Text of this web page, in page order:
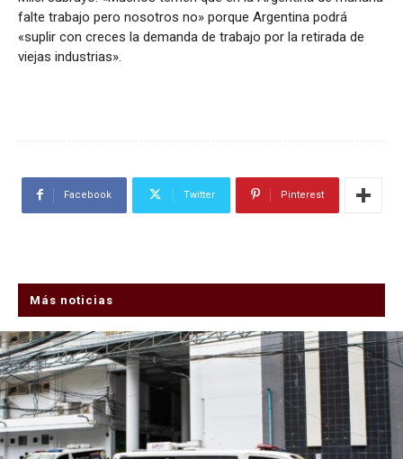
falte trabajo pero nosotros no» porque Argentina podrá
«suplir con creces la demanda de trabajo por la retirada de
viejas industrias».
Facebook Twitter Pinterest
Más noticias